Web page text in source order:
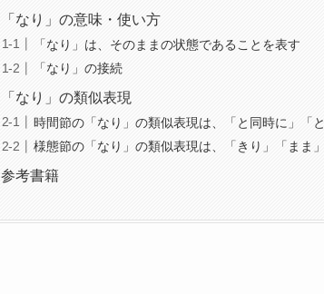
「なり」の意味・使い方
「なり」は、そのままの状態であることを表す
「なり」の接続
「なり」の類似表現
時間節の「なり」の類似表現は、「と同時に」「と
様態節の「なり」の類似表現は、「きり」「まま」
参考書籍